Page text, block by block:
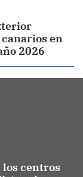
en
2026
los centros